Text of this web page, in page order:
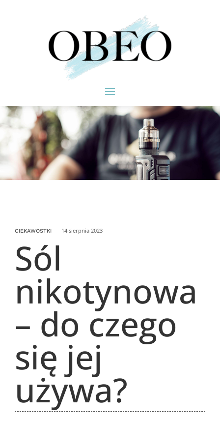
CIEKAWOSTKI 14 sierpnia 2023
Sól
nikotynowa
– do czego
się jej
używa?